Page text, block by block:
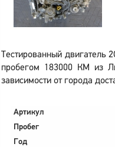
Тестированный двигатель
пробегом 183000 КМ из
зависимости от города
Артикул
Пробег
Год